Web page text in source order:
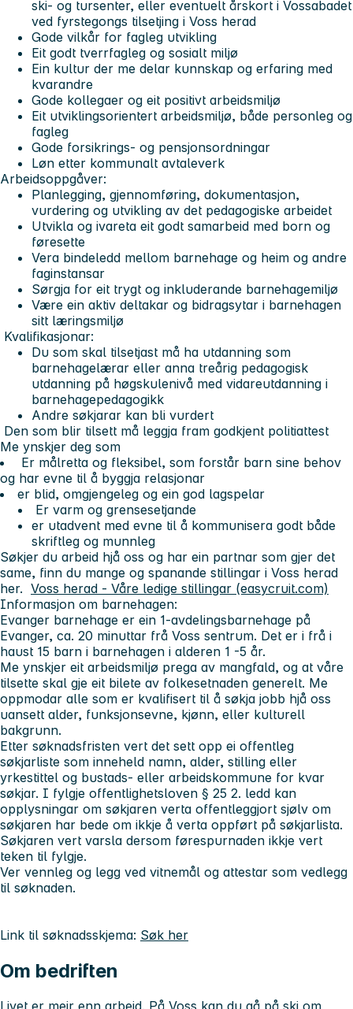
ski- og tursenter, eller eventuelt årskort i Vossabadet
ved fyrstegongs tilsetjing i Voss herad
Gode vilkår for fagleg utvikling
Eit godt tverrfagleg og sosialt miljø
Ein kultur der me delar kunnskap og erfaring med
kvarandre
Gode kollegaer og eit positivt arbeidsmiljø
Eit utviklingsorientert arbeidsmiljø, både personleg og
fagleg
Gode forsikrings- og pensjonsordningar
Løn etter kommunalt avtaleverk
Arbeidsoppgåver:
Planlegging, gjennomføring, dokumentasjon,
vurdering og utvikling av det pedagogiske arbeidet
Utvikla og ivareta eit godt samarbeid med born og
føresette
Vera bindeledd mellom barnehage og heim og andre
faginstansar
Sørgja for eit trygt og inkluderande barnehagemiljø
Være ein aktiv deltakar og bidragsytar i barnehagen
sitt læringsmiljø
Kvalifikasjonar:
Du som skal tilsetjast må ha utdanning som
barnehagelærar eller anna treårig pedagogisk
utdanning på høgskulenivå med vidareutdanning i
barnehagepedagogikk
Andre søkjarar kan bli vurdert
Den som blir tilsett må leggja fram godkjent politiattest
Me ynskjer deg som
Er målretta og fleksibel, som forstår barn sine behov
og har evne til å byggja relasjonar
er blid, omgjengeleg og ein god lagspelar
Er varm og grensesetjande
er utadvent med evne til å kommunisera godt både
skriftleg og munnleg
Søkjer du arbeid hjå oss og har ein partnar som gjer det
same, finn du mange og spanande stillingar i Voss herad
her. Voss herad - Våre ledige stillingar (easycruit.com)
Informasjon om barnehagen:
Evanger barnehage er ein 1-avdelingsbarnehage på
Evanger, ca. 20 minuttar frå Voss sentrum. Det er i frå i
haust 15 barn i barnehagen i alderen 1 -5 år.
Me ynskjer eit arbeidsmiljø prega av mangfald, og at våre
tilsette skal gje eit bilete av folkesetnaden generelt. Me
oppmodar alle som er kvalifisert til å søkja jobb hjå oss
uansett alder, funksjonsevne, kjønn, eller kulturell
bakgrunn.
Etter søknadsfristen vert det sett opp ei offentleg
søkjarliste som inneheld namn, alder, stilling eller
yrkestittel og bustads- eller arbeidskommune for kvar
søkjar. I fylgje offentlighetsloven § 25 2. ledd kan
opplysningar om søkjaren verta offentleggjort sjølv om
søkjaren har bede om ikkje å verta oppført på søkjarlista.
Søkjaren vert varsla dersom førespurnaden ikkje vert
teken til fylgje.
Ver vennleg og legg ved vitnemål og attestar som vedlegg
til søknaden.
Link til søknadsskjema: Søk her
Om bedriften
Livet er meir enn arbeid. På Voss kan du gå på ski om